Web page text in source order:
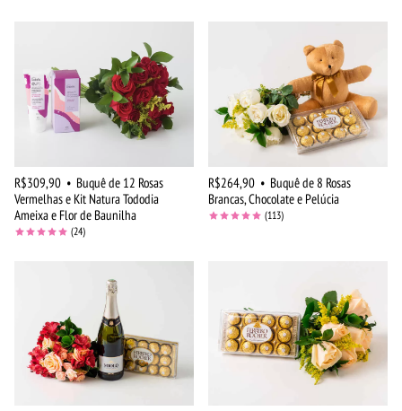
R$309,90 • Buquê de 12 Rosas
Vermelhas e Kit Natura Tododia
Ameixa e Flor de Baunilha
(24)
R$264,90 • Buquê de 8 Rosas
Brancas, Chocolate e Pelúcia
(113)